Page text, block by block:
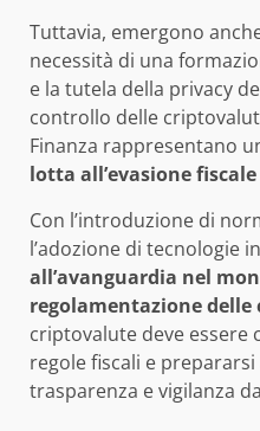
Tuttavia, emergono
necessità di una
e la tutela della privacy
controllo delle
Finanza rappresentano
lotta all’evasione
Con l’introduzione di
l’adozione di tecnologie
all’avanguardia nel
regolamentazione
criptovalute deve essere
regole fiscali e
trasparenza e vigilanza